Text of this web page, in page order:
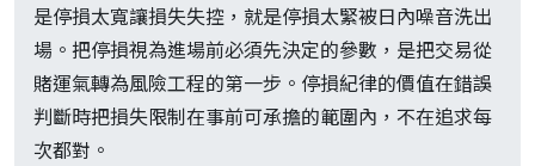
是停損太寬讓損失失控，就是停損太緊被日內噪音洗出
場。把停損視為進場前必須先決定的參數，是把交易從
賭運氣轉為風險工程的第一步。停損紀律的價值在錯誤
判斷時把損失限制在事前可承擔的範圍內，不在追求每
次都對。